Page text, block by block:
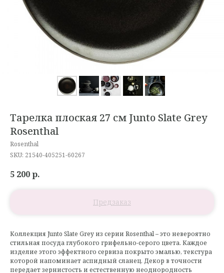
Тарелка плоская 27 см Junto Slate Grey
Rosenthal
Rosenthal
SKU: 21540-405251-60267
5 200р.
Коллекция Junto Slate Grey из серии Rosenthal – это невероятно
стильная посуда глубокого грифельно-серого цвета. Каждое
изделие этого эффектного сервиза покрыто эмалью, текстура
которой напоминает аспидный сланец. Декор в точности
передает зернистость и естественную неоднородность